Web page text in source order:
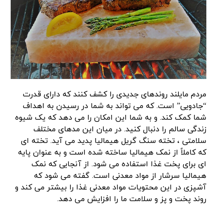
مردم مایلند روندهای جدیدی را کشف کنند که دارای قدرت
“جادویی” است. که می تواند به شما در رسیدن به اهداف
شما کمک کند. و به شما این امکان را می دهد که یک شیوه
زندگی سالم را دنبال کنید. در میان این مدهای مختلف
سلامتی ، تخته سنگ گریل هیمالیا پدید می آید. تخته ای
که کاملاً از نمک هیمالیا ساخته شده است و به عنوان پایه
ای برای پخت غذا استفاده می شود. از آنجایی که نمک
هیمالیا سرشار از مواد معدنی است. گفته می شود که
آشپزی در این محتویات مواد معدنی غذا را بیشتر می کند و
روند پخت و پز و سلامت ما را افزایش می دهد.